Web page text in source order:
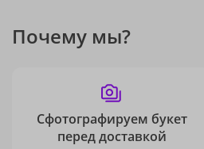
Почему мы?
Сфотографируем букет
перед доставкой